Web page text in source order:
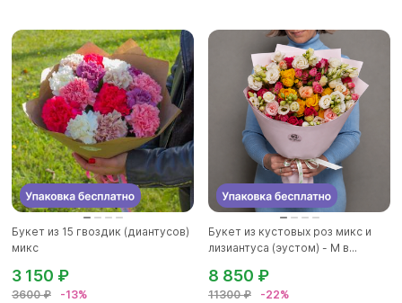
Букет из 15 гвоздик (диантусов)
микс
3600 ₽ -13%
3 150 ₽
Букет из кустовых роз микс и
лизиантуса (эустом) - М в...
11300 ₽ -22%
8 850 ₽